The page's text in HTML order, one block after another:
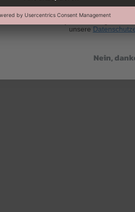
Keine Datenweitergabe an
jederzeit möglich.
unsere
Nein,